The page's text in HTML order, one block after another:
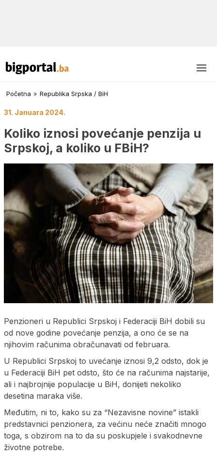
Početna » Republika Srpska / BiH
31. Januara 2024.
Koliko iznosi povećanje penzija u
Srpskoj, a koliko u FBiH?
Penzioneri u Republici Srpskoj i Federaciji BiH dobili su
od nove godine povećanje penzija, a ono će se na
njihovim računima obračunavati od februara.
U Republici Srpskoj to uvećanje iznosi 9,2 odsto, dok je
u Federaciji BiH pet odsto, što će na računima najstarije,
ali i najbrojnije populacije u BiH, donijeti nekoliko
desetina maraka više.
Međutim, ni to, kako su za “Nezavisne novine” istakli
predstavnici penzionera, za većinu neće značiti mnogo
toga, s obzirom na to da su poskupjele i svakodnevne
životne potrebe.